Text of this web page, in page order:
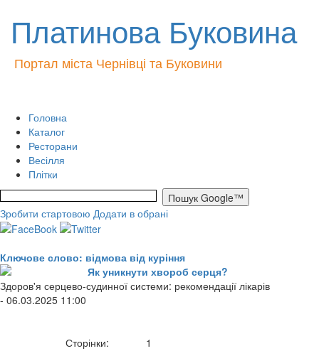
Платинова Буковина
Портал міста Чернівці та Буковини
Головна
Каталог
Ресторани
Весілля
Плітки
Зробити стартовою Додати в обрані
Ключове слово: відмова від куріння
Як уникнути хвороб серця?
Здоров'я серцево-судинної системи: рекомендації лікарів
- 06.03.2025 11:00
Сторінки: 1